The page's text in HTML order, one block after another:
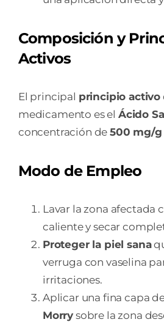
Composición y
Activos
El principal principio activo
medicamento es el Ácido
concentración de500 mg/g
Modo de Empleo
Lavar la zona afectada
caliente y secar
Proteger la piel sana
verruga con vaselina
irritaciones.
Aplicar una fina capa
Morry sobre la zona